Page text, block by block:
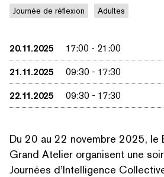
Journée de réflexion Adultes
20.11.2025 17:00 - 21:00
21.11.2025 09:30 - 17:30
22.11.2025 09:30 - 17:30
Du 20 au 22 novembre 2025, le
Grand Atelier organisent une
Journées d’Intelligence